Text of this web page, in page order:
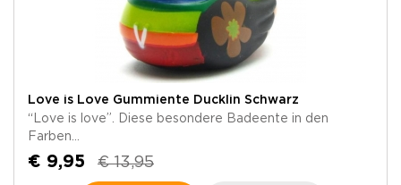
Love is Love Gummiente Ducklin Schwarz
“Love is love”. Diese besondere Badeente in den
Farben...
€ 9,95 € 13,95